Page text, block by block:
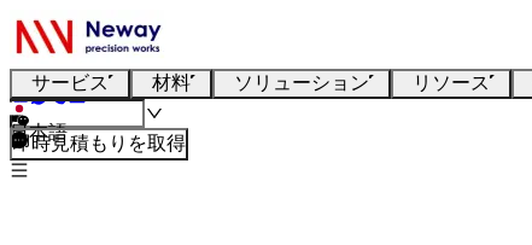
サービス 材料 ソリューション リソース
日本語
即時見積もりを取得